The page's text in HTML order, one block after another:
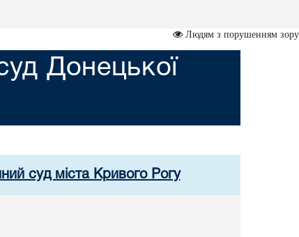
Людям з порушенням зору
Донецької
суд міста Кривого Рогу